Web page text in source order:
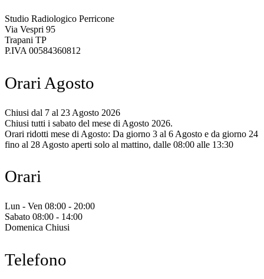
Studio Radiologico Perricone
Via Vespri 95
Trapani TP
P.IVA 00584360812
Orari Agosto
Chiusi dal 7 al 23 Agosto 2026
Chiusi tutti i sabato del mese di Agosto 2026.
Orari ridotti mese di Agosto: Da giorno 3 al 6 Agosto e da giorno 24
fino al 28 Agosto aperti solo al mattino, dalle 08:00 alle 13:30
Orari
Lun - Ven 08:00 - 20:00
Sabato 08:00 - 14:00
Domenica Chiusi
Telefono